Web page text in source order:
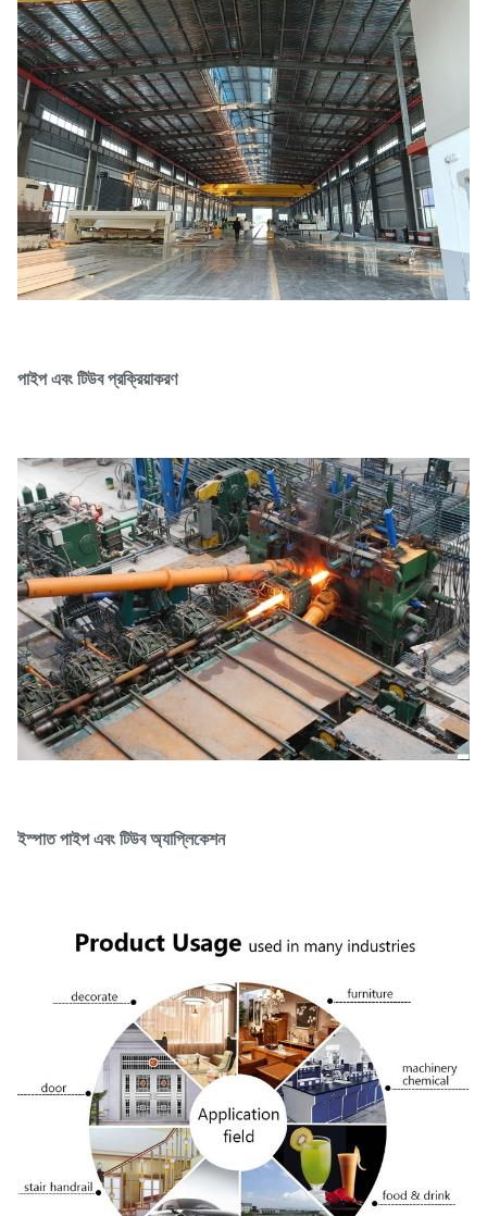
পাইপ এবং টিউব প্রক্রিয়াকরণ
ইস্পাত পাইপ এবং টিউব অ্যাপ্লিকেশন